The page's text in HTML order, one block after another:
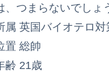
、つまらないでしょ
属 英国バイオテロ対
置 総帥
齢 21歳